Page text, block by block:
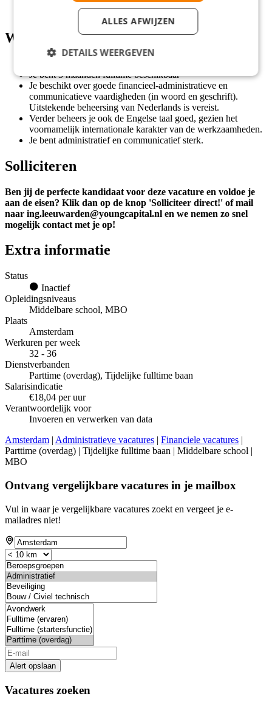
Zo snel mogelijk starten!
Wat wij vragen
Je bent 3 maanden fulltime beschikbaar
Je beschikt over goede financieel-administratieve en
communicatieve vaardigheden (in woord en geschrift).
Uitstekende beheersing van Nederlands is vereist.
Verder beheers je ook de Engelse taal goed, gezien het
voornamelijk internationale karakter van de werkzaamheden.
Je bent administratief en communicatief sterk.
Solliciteren
Ben jij de perfecte kandidaat voor deze vacature en voldoe je
aan de eisen? Klik dan op de knop 'Solliciteer direct!' of mail
naar ing.leeuwarden@youngcapital.nl en we nemen zo snel
mogelijk contact met je op!
Extra informatie
Status
Inactief
Opleidingsniveaus
Middelbare school, MBO
Plaats
Amsterdam
Werkuren per week
32 - 36
Dienstverbanden
Parttime (overdag), Tijdelijke fulltime baan
Salarisindicatie
€18,04 per uur
Verantwoordelijk voor
Invoeren en verwerken van data
Amsterdam | Administratieve vacatures | Financiele vacatures |
Parttime (overdag) | Tijdelijke fulltime baan | Middelbare school |
MBO
Ontvang vergelijkbare vacatures in je mailbox
Vul in waar je vergelijkbare vacatures zoekt en vergeet je e-
mailadres niet!
Alert opslaan
Vacatures zoeken
ALLES AFWIJZEN
DETAILS WEERGEVEN